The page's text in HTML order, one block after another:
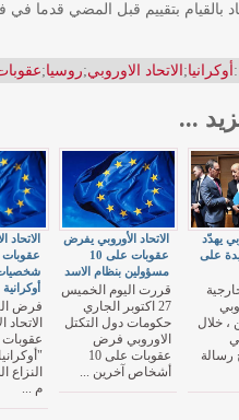
بالقيام بتقييم قبل المضي قدما في
أوكرانيا; الاتحاد الاوروبي;روسيا;
...
الاتحاد
أوكرانية
فرض
الاتحاد
النزاع
م ...
الاتحاد الأوروبي يفرض
عقوبات على 10
مسؤولين بنظام الاسد
قررت اليوم الخميس
27 اكتوبر الجاري
حكومات دول التكتل
الاوروبي فرض
عقوبات على 10
أشخاص آخرين ...
يهدّد
على
، خلال
رسالة